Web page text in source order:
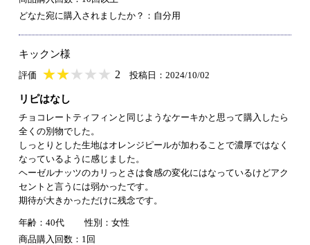
どなた宛に購入されましたか？：自分用
キックン様
評価 ★★★★★
★★★★★ 2 投稿日：2024/10/02
リピはなし
チョコレートティフィンと同じようなケーキかと思って購入したら
全くの別物でした。
しっとりとした生地はオレンジピールが加わることで濃厚ではなく
なっているように感じました。
ヘーゼルナッツのカリっとさは食感の変化にはなっているけどアク
セントと言うには弱かったです。
期待が大きかっただけに残念です。
年齢：40代
性別：女性
商品購入回数：1回